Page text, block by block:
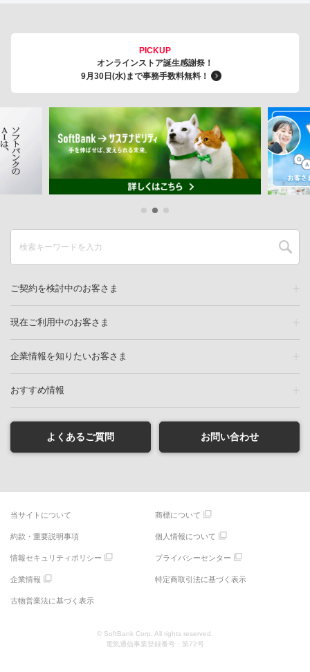
PICKUP
オンラインストア誕生感謝祭！
9月30日(水)まで事務手数料無料！
ご契約を検討中のお客さま
現在ご利用中のお客さま
企業情報を知りたいお客さま
おすすめ情報
よくあるご質問 お問い合わせ
当サイトについて 商標について
約款・重要説明事項 個人情報について
情報セキュリティポリシー プライバシーセンター
企業情報 特定商取引法に基づく表示
古物営業法に基づく表示
© SoftBank Corp. All rights reserved.
電気通信事業登録番号：第72号